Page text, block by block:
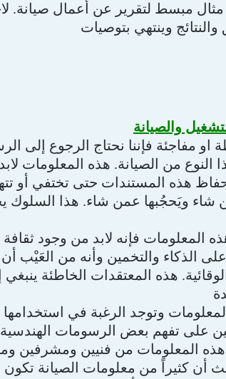
مبسط لتقرير عن أعمال صيانة.
وينتهي بتوصيات
والصيانة
مفاجئة فإننا نحتاج الرجوع إلى
النوع من الصيانة. هذه المعلومات
هذه المستندات حتى تختفي أو
شاء ويَحجُبها عمن شاء. هذا السلوك
المعلومات فإنه لابد من وجود
الذكاء والتخمين وأنه من العَيْب
هذه المعتقدات الخاطئة ينبغي
وتوجد الرغبة في
على تفهم بعض الرسومات
المعلومات من فنيين ومشرفين
أن كثيراً من معلومات الصيانة تكون